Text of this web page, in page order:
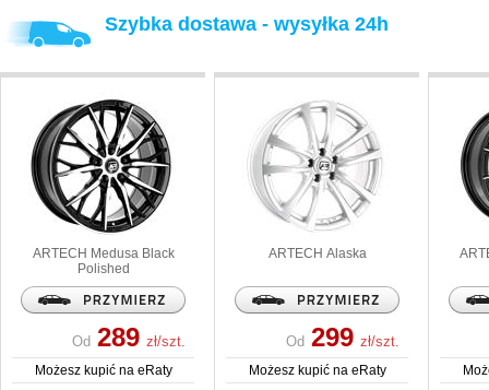
Szybka dostawa - wysyłka 24h
ARTECH Medusa Black
Polished
Od 289 zł/szt.
Możesz kupić na eRaty
ARTECH Alaska
Od 299 zł/szt.
Możesz kupić na eRaty